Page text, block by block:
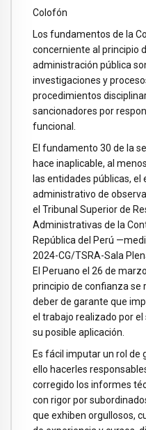
Colofón
Los fundamentos de la
concerniente al principio
administración pública
investigaciones y
procedimientos
sancionadores por
funcional.
El fundamento 30 de la
hace inaplicable, al
las entidades públicas,
administrativo de
el Tribunal Superior de
Administrativas de la
República del Perú
2024-CG/TSRA-Sala
El Peruano el 26 de
principio de confianza se
deber de garante que
el trabajo realizado por
su posible aplicación.
Es fácil imputar un rol de
ello hacerles
corregido los informes
con rigor por
que exhiben orgullosos,